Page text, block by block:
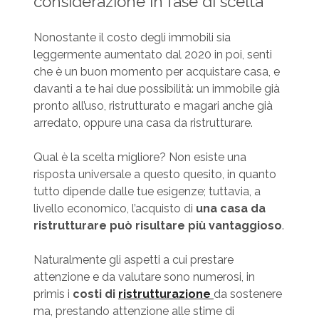
Nonostante il costo degli immobili sia
leggermente aumentato dal 2020 in poi, senti
che è un buon momento per acquistare casa, e
davanti a te hai due possibilità: un immobile già
pronto all’uso, ristrutturato e magari anche già
arredato, oppure una casa da ristrutturare.
Qual è la scelta migliore? Non esiste una
risposta universale a questo quesito, in quanto
tutto dipende dalle tue esigenze; tuttavia, a
livello economico, l’acquisto di una casa da
ristrutturare può risultare più vantaggioso.
Naturalmente gli aspetti a cui prestare
attenzione e da valutare sono numerosi, in
primis i costi di ristrutturazione da sostenere
ma, prestando attenzione alle stime di